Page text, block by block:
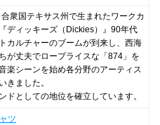
衆国テキサス州で生まれたワークカ
ディッキーズ（Dickies）』90年代
カルチャーのブームが到来し、西海
が丈夫でロープライスな「874」を
楽シーンを始め各分野のアーティス
きました。
ドとしての地位を確立しています。
ツ